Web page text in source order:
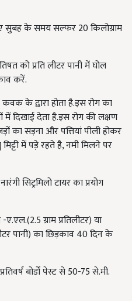
सुबह के समय सल्फर20किलोग्राम
को प्रति लीटर पानी में घोल
करें.
के द्वारा होता है.इस रोग का
में दिखाई देता है.इस रोग की लक्षण
का सड़ना और पत्तियां पीली होकर
में पडे़ रहते है,नमी मिलने पर
सिट्रमिलो टायर का प्रयोग
-ए.एल.(2.5ग्राम प्रतिलीटर) या
पानी) का छिड़काव40दिन के
बोर्डों पेस्ट से50-75से.मी.